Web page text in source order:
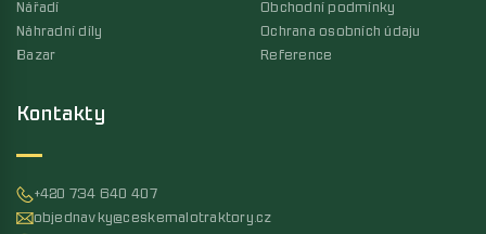
Kontakty
+420 734 640 407
objednavky@ceskemalotraktory.cz
Nářadí
Náhradní díly
Bazar
Obchodní podmínky
Ochrana osobních údaju
Reference